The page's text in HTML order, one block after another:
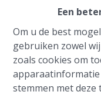
Een
Om u de best
gebruiken zowel
zoals cookies om
stemmen met
Te koop